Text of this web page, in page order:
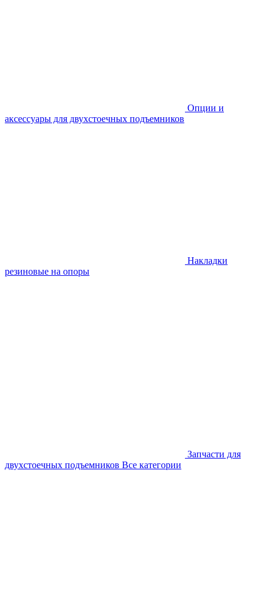
Опции и
аксессуары для двухстоечных подъемников
Накладки
резиновые на опоры
Запчасти для
двухстоечных подъемников Все категории